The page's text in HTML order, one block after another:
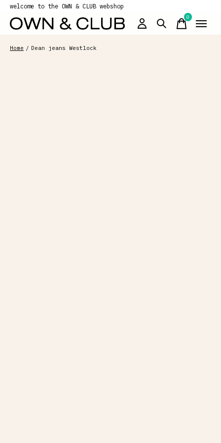
welcome to the OWN & CLUB webshop
0items
Home / Dean jeans Westlock